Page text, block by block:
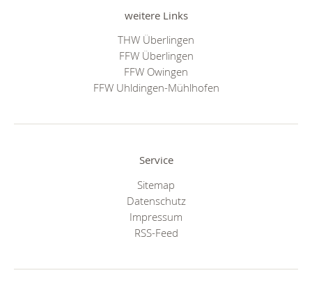
weitere Links
THW Überlingen
FFW Überlingen
FFW Owingen
FFW Uhldingen-Mühlhofen
Service
Sitemap
Datenschutz
Impressum
RSS-Feed